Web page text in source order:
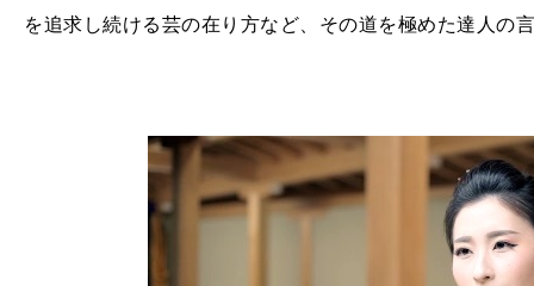
を追求し続ける芸の在り方など、その道を極めた達人の